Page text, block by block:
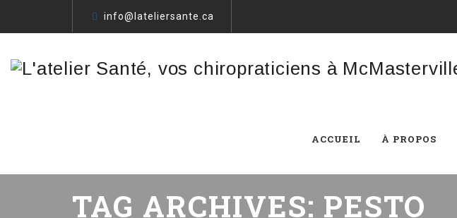
info@lateliersante.ca
ACCUEIL À PROPOS
TAG ARCHIVES: PESTO